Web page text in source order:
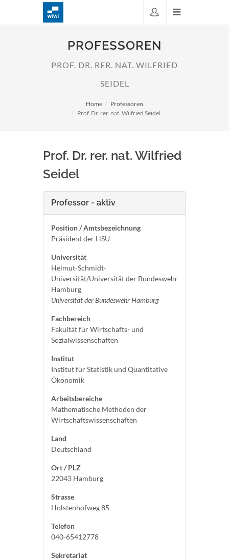
PROFESSOREN
PROF. DR. RER. NAT. WILFRIED
SEIDEL
Home
Professoren
Prof. Dr. rer. nat. Wilfried Seidel
Prof. Dr. rer. nat. Wilfried
Seidel
Professor - aktiv
Position / Amtsbezeichnung
Präsident der HSU
Universität
Helmut-Schmidt-
Universität/Universität der Bundeswehr
Hamburg
Universität der Bundeswehr Hamburg
Fachbereich
Fakultät für Wirtschafts- und
Sozialwissenschaften
Institut
Institut für Statistik und Quantitative
Ökonomik
Arbeitsbereiche
Mathematische Methoden der
Wirtschaftswissenschaften
Land
Deutschland
Ort / PLZ
22043 Hamburg
Strasse
Holstenhofweg 85
Telefon
040-65412778
Sekretariat